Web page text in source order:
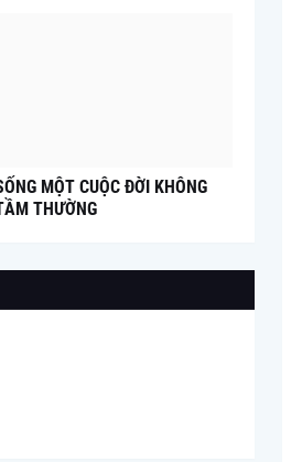
MỘT CUỘC ĐỜI KHÔNG
THƯỜNG